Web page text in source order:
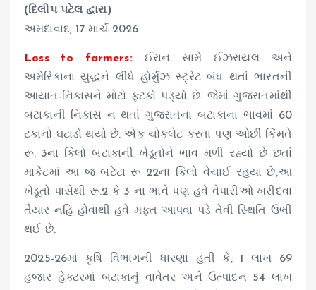
(દિલીપ પટેલ દ્વારા)
અમદાવાદ, 17 માર્ચ 2026
Loss to farmers:
ઈરાન સામે ઈઝરાયલ અને
અમેરિકાના યુદ્ધને લીધે હોર્મુઝ સ્ટ્રેટ બંધ થતાં ભારતની
આયાત-નિકાસને મોટો ફટકો પડ્‌યો છે. જેમાં ગુજરાતમાંથી
બટાકાની નિકાસ ન થતાં ગુજરાતના બટાકાના ભાવમાં 60
ટકાનો ઘટાડો થયો છે. એક ચોકલેટ કરતા પણ ઓછી કિંમતે
રૂ. 3ના કિલો બટાકાની ખેડૂતોને ભાવ મળી રહ્યો છે છતાં
માર્કેટમાં આ જ બટેટા રૂ 22ના કિલો વેચાઈ રહયા છે,આ
ખેડૂતો પાસેથી રૂ.2 કે 3 ના ભાવે પણ હવે વેપારીઓ ખરીદવા
તૈયાર નહિ હોવાથી હવે મફત આપવા પડે તેવી સ્થિતિ ઉભી
થઈ છે.
2025-26માં કૃષિ વિભાગની ધારણા હતી કે, 1 લાખ 69
હજાર હેક્ટરમાં બટાકાનું વાવેતર અને ઉત્પાદન 54 લાખ